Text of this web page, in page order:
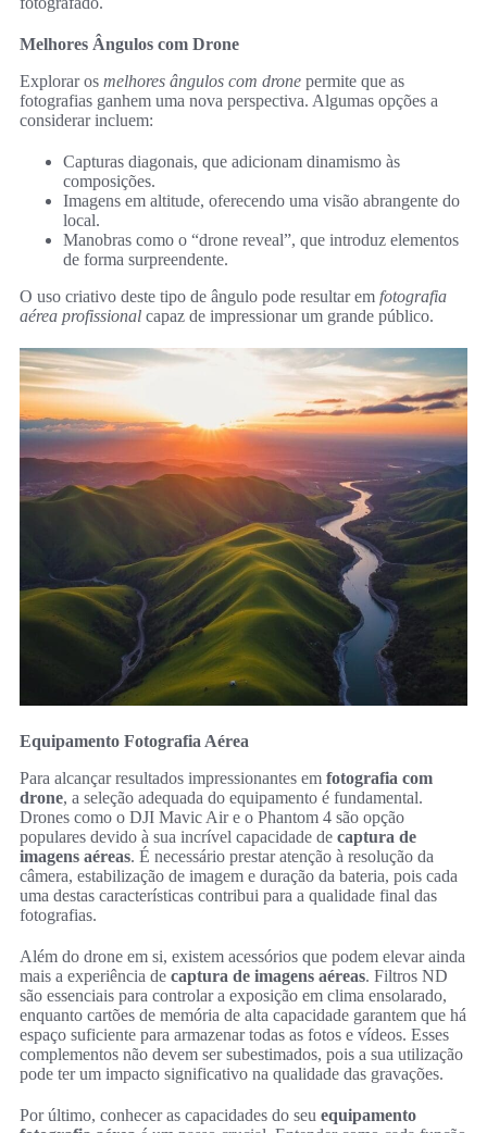
Melhores Ângulos com Drone
Explorar os melhores ângulos com drone permite que as
fotografias ganhem uma nova perspectiva. Algumas opções a
considerar incluem:
Capturas diagonais, que adicionam dinamismo às
composições.
Imagens em altitude, oferecendo uma visão abrangente do
local.
Manobras como o “drone reveal”, que introduz elementos
de forma surpreendente.
O uso criativo deste tipo de ângulo pode resultar em fotografia
aérea profissional capaz de impressionar um grande público.
Equipamento Fotografia Aérea
Para alcançar resultados impressionantes em fotografia com
drone, a seleção adequada do equipamento é fundamental.
Drones como o DJI Mavic Air e o Phantom 4 são opção
populares devido à sua incrível capacidade de captura de
imagens aéreas. É necessário prestar atenção à resolução da
câmera, estabilização de imagem e duração da bateria, pois cada
uma destas características contribui para a qualidade final das
fotografias.
Além do drone em si, existem acessórios que podem elevar ainda
mais a experiência de captura de imagens aéreas. Filtros ND
são essenciais para controlar a exposição em clima ensolarado,
enquanto cartões de memória de alta capacidade garantem que há
espaço suficiente para armazenar todas as fotos e vídeos. Esses
complementos não devem ser subestimados, pois a sua utilização
pode ter um impacto significativo na qualidade das gravações.
Por último, conhecer as capacidades do seu equipamento